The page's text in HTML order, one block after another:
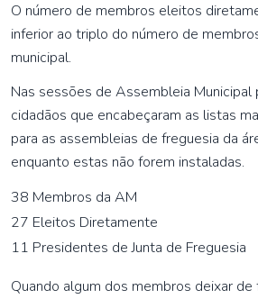
O número de membros eleitos
inferior ao triplo do número de
municipal.
Nas sessões de Assembleia Municipal
cidadãos que encabeçaram as listas
para as assembleias de freguesia da
enquanto estas não forem instaladas.
38 Membros da AM
27 Eleitos Diretamente
11 Presidentes de Junta de Freguesia
Quando algum dos membros deixar de